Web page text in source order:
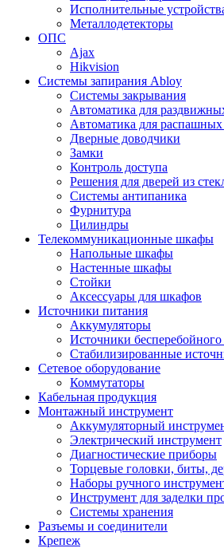
Исполнительные
Металлодетекторы
ОПС
Ajax
Hikvision
Системы запирания Abloy
Cистемы закрывания
Автоматика для
Автоматика для распашных
Дверные доводчики
Замки
Контроль доступа
Решения для дверей из
Системы антипаника
Фурнитура
Цилиндры
Телекоммуникационные шкафы
Напольные шкафы
Настенные шкафы
Стойки
Аксессуары для шкафов
Источники питания
Аккумуляторы
Источники
Стабилизированные
Сетевое оборудование
Коммутаторы
Кабельная продукция
Монтажный инструмент
Аккумуляторный
Электрический инструмент
Диагностические приборы
Торцевые головки, биты,
Наборы ручного
Инструмент для заделки
Системы хранения
Разъемы и соединители
Крепеж